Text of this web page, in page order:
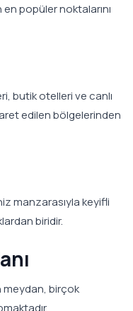
popüler noktalarını
butik otelleri ve canlı
edilen bölgelerinden
manzarasıyla keyifli
biridir.
meydan, birçok